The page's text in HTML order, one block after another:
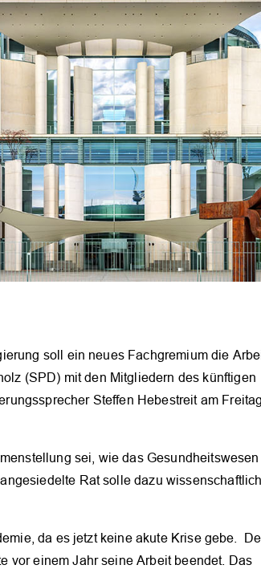
soll ein neues Fachgremium die
(SPD) mit den Mitgliedern des künftigen
Steffen Hebestreit am
sei, wie das Gesundheitswesen
Rat solle dazu
da es jetzt keine akute Krise gebe.
vor einem Jahr seine Arbeit beendet. Das